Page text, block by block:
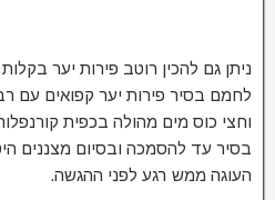
ניתן גם להכין רוטב פירות יער
לחמם בסיר פירות יער קפואים עם
וחצי כוס מים מהולה בכפית
בסיר עד להסמכה ובסיום מצננים
העוגה ממש רגע לפני ההגשה.